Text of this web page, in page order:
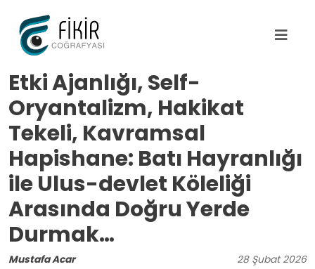
Etki Ajanlığı, Self-
Oryantalizm, Hakikat
Tekeli, Kavramsal
Hapishane: Batı Hayranlığı
ile Ulus-devlet Köleliği
Arasında Doğru Yerde
Durmak…
Mustafa Acar 28 Şubat 2026